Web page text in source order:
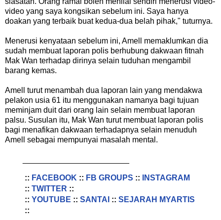
video yang saya kongsikan sebelum ini. Saya hanya
doakan yang terbaik buat kedua-dua belah pihak," tuturnya.
Menerusi kenyataan sebelum ini, Amell memaklumkan dia
sudah membuat laporan polis berhubung dakwaan fitnah
Mak Wan terhadap dirinya selain tuduhan mengambil
barang kemas.
Amell turut menambah dua laporan lain yang mendakwa
pelakon usia 61 itu menggunakan namanya bagi tujuan
meminjam duit dari orang lain selain membuat laporan
palsu. Susulan itu, Mak Wan turut membuat laporan polis
bagi menafikan dakwaan terhadapnya selain menuduh
Amell sebagai mempunyai masalah mental.
:: FACEBOOK :: FB GROUPS ::
INSTAGRAM
:: TWITTER ::
:: YOUTUBE :: SANTAI :: SEJARAH MYARTIS
::